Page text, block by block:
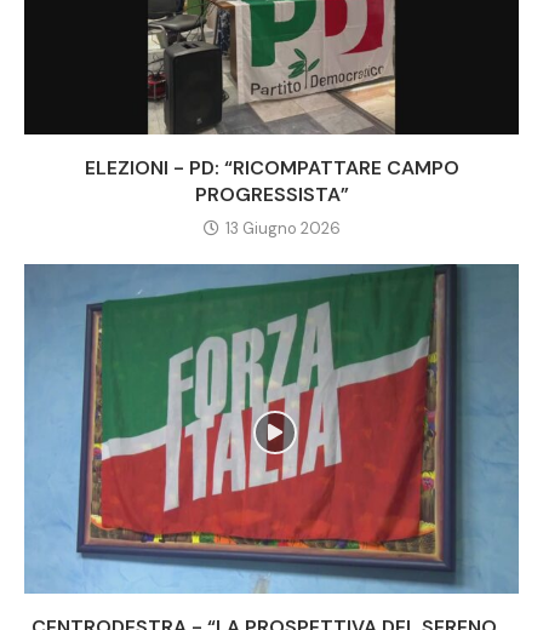
ELEZIONI - PD: “RICOMPATTARE CAMPO
PROGRESSISTA”
13 Giugno 2026